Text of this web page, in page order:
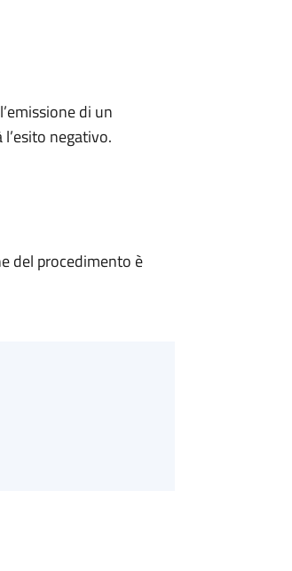
di un
negativo.
del procedimento è